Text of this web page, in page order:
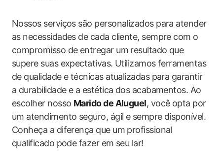
Nossos serviços são personalizados para atender
as necessidades de cada cliente, sempre com o
compromisso de entregar um resultado que
supere suas expectativas. Utilizamos ferramentas
de qualidade e técnicas atualizadas para garantir
a durabilidade e a estética dos acabamentos. Ao
escolher nosso Marido de Aluguel, você opta por
um atendimento seguro, ágil e sempre disponível.
Conheça a diferença que um profissional
qualificado pode fazer em seu lar!